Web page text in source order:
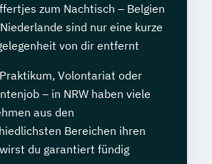
zum Nachtisch – Belgien
sind nur eine kurze
von dir entfernt
Volontariat oder
– in NRW haben viele
aus den
Bereichen ihren
du garantiert fündig